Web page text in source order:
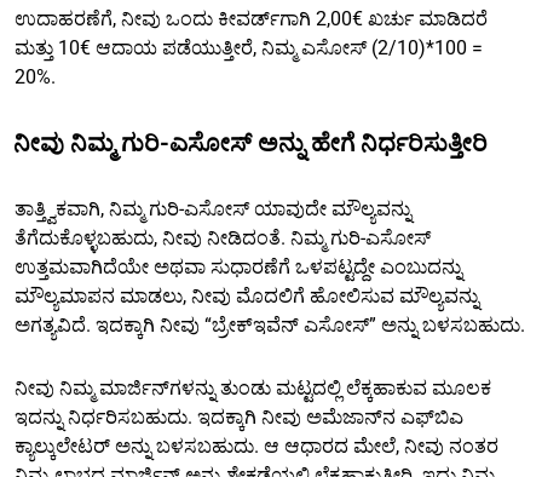
ಉದಾಹರಣೆಗೆ, ನೀವು ಒಂದು ಕೀವರ್ಡ್‌ಗಾಗಿ 2,00€ ಖರ್ಚು ಮಾಡಿದರೆ
ಮತ್ತು 10€ ಆದಾಯ ಪಡೆಯುತ್ತೀರೆ, ನಿಮ್ಮ ಎಸೋಸ್ (2/10)*100 =
20%.
ನೀವು ನಿಮ್ಮ ಗುರಿ-ಎಸೋಸ್ ಅನ್ನು ಹೇಗೆ ನಿರ್ಧರಿಸುತ್ತೀರಿ
ತಾತ್ತ್ವಿಕವಾಗಿ, ನಿಮ್ಮ ಗುರಿ-ಎಸೋಸ್ ಯಾವುದೇ ಮೌಲ್ಯವನ್ನು
ತೆಗೆದುಕೊಳ್ಳಬಹುದು, ನೀವು ನೀಡಿದಂತೆ. ನಿಮ್ಮ ಗುರಿ-ಎಸೋಸ್
ಉತ್ತಮವಾಗಿದೆಯೇ ಅಥವಾ ಸುಧಾರಣೆಗೆ ಒಳಪಟ್ಟದ್ದೇ ಎಂಬುದನ್ನು
ಮೌಲ್ಯಮಾಪನ ಮಾಡಲು, ನೀವು ಮೊದಲಿಗೆ ಹೋಲಿಸುವ ಮೌಲ್ಯವನ್ನು
ಅಗತ್ಯವಿದೆ. ಇದಕ್ಕಾಗಿ ನೀವು “ಬ್ರೇಕ್‌ಇವೆನ್ ಎಸೋಸ್” ಅನ್ನು ಬಳಸಬಹುದು.
ನೀವು ನಿಮ್ಮ ಮಾರ್ಜಿನ್‌ಗಳನ್ನು ತುಂಡು ಮಟ್ಟದಲ್ಲಿ ಲೆಕ್ಕಹಾಕುವ ಮೂಲಕ
ಇದನ್ನು ನಿರ್ಧರಿಸಬಹುದು. ಇದಕ್ಕಾಗಿ ನೀವು ಅಮೆಜಾನ್‌ನ ಎಫ್‌ಬಿಎ
ಕ್ಯಾಲ್ಕುಲೇಟರ್ ಅನ್ನು ಬಳಸಬಹುದು. ಆ ಆಧಾರದ ಮೇಲೆ, ನೀವು ನಂತರ